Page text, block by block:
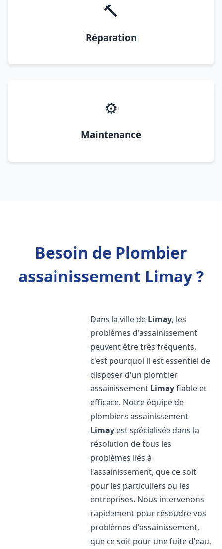
🔨
Réparation
⚙️
Maintenance
Besoin de Plombier
assainissement Limay ?
Dans la ville de Limay, les
problèmes d'assainissement
peuvent être très fréquents,
c'est pourquoi il est essentiel de
disposer d'un plombier
assainissement Limayfiable et
efficace. Notre équipe de
plombiers assainissement
Limay est spécialisée dans la
résolution de tous les
problèmes liés à
l'assainissement, que ce soit
pour les particuliers ou les
entreprises. Nous intervenons
rapidement pour résoudre vos
problèmes d'assainissement,
que ce soit pour une fuite d'eau,